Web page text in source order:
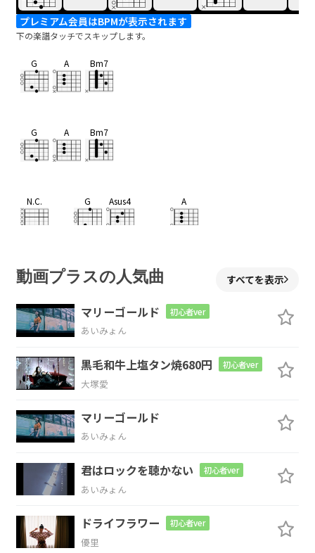
プレミアム会員はBPMが表示されます
下の楽譜タッチでスキップします。
G A Bm7
G A Bm7
N.C. G Asus4 A
どこに
D
消えてゆくの
A
だろ う
さ
N.C.
ざ波 や 海の 景色さえも
瞳
D
に映す余裕すら
もう
Em7 A
ば
A7 F#m7
動画プラスの人気曲 すべてを表示
マリーゴールド 初心者ver
あいみょん
黒毛和牛上塩タン焼680円 初心者ver
大塚愛
マリーゴールド
あいみょん
君はロックを聴かない 初心者ver
あいみょん
ドライフラワー 初心者ver
優里